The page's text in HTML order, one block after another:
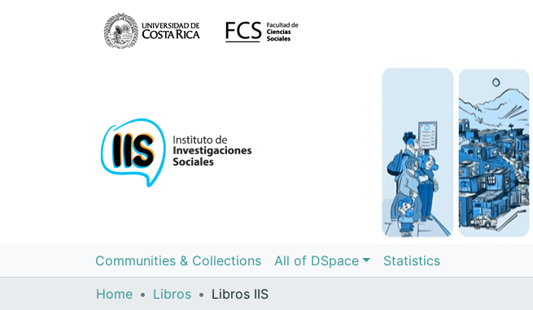
Communities & Collections All of DSpace Statistics
Home Libros Libros IIS